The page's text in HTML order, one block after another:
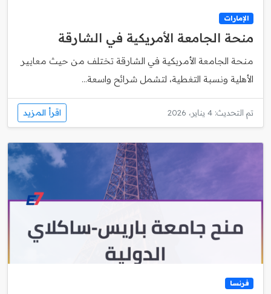
الإمارات
منحة الجامعة الأمريكية في الشارقة
منحة الجامعة الأمريكية في الشارقة تختلف من حيث معايير
الأهلية ونسبة التغطية، لتشمل شرائح واسعة...
تم التحديث: 4 يناير، 2026 اقرأ المزيد
فرنسا